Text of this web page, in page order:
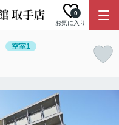
お気に入り
0
空室1